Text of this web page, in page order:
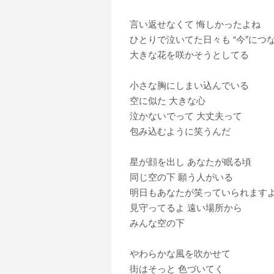
言い返せなくて 悔しかったよね
ひとりで泣いてた日々も “今”につ
大きな花を咲かそうとしてる
小さな胸にしまい込んでいる
空に似た 大きな心
泣かないでって 大丈夫って
包み込むように笑うんだ
星が顔を出し あなたが眠る頃
同じ空の下 願う人がいる
明日もあなたが笑っていられます
見守ってるよ 遠い場所から
みんな空の下
やわらかな風を吹かせて
街はそっと 色づいてく